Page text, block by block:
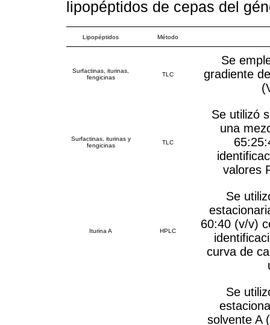
lipopéptidos de cepas del
Lipopéptidos Método
Surfactinas, iturinas,
fengicinas
TLC
Se
gradiente
Surfactinas, iturinas y
fengicinas
TLC
Se utilizó
una
valores
Iturina A HPLC
Se
60:40 (v/v)
curva de
Se
solvente A